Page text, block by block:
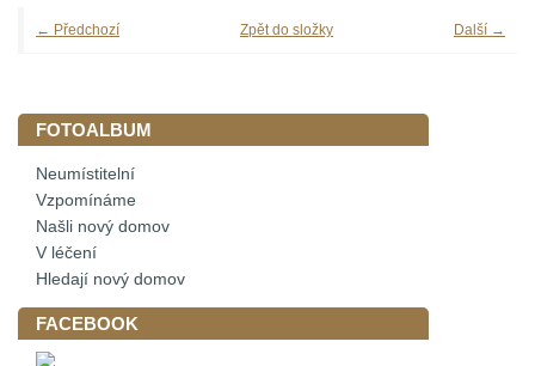
← Předchozí Další →
Zpět do složky
FOTOALBUM
Neumístitelní
Vzpomínáme
Našli nový domov
V léčení
Hledají nový domov
FACEBOOK